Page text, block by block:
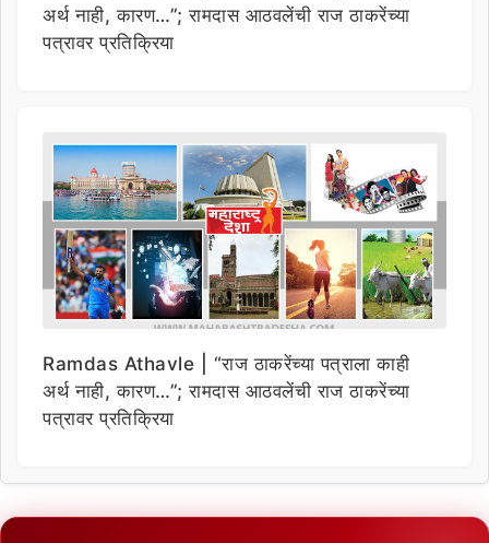
अर्थ नाही, कारण…”; रामदास आठवलेंची राज ठाकरेंच्या
पत्रावर प्रतिक्रिया
Ramdas Athavle | “राज ठाकरेंच्या पत्राला काही
अर्थ नाही, कारण…”; रामदास आठवलेंची राज ठाकरेंच्या
पत्रावर प्रतिक्रिया